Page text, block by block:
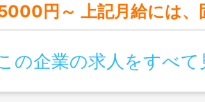
～ 上記月給には、固定残業代（30時間分：
の企業の求人をすべて